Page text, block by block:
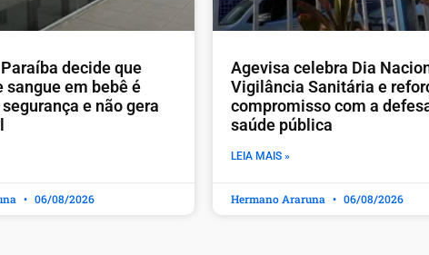
decide que
sangue em bebê é
e não gera
06/08/2026
Agevisa celebra Dia
Vigilância Sanitária e
compromisso com a
saúde pública
LEIA MAIS »
Hermano Araruna 06/08/2026